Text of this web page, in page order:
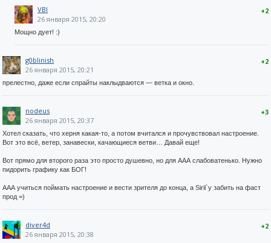
+2
VBI
26 января 2015, 20:20
Мощно дует! :)
+2
g0blinish
26 января 2015, 20:21
прелестно, даже если спрайты наклыдваются — ветка и окно.
+3
nodeus
26 января 2015, 20:37
Хотел сказать, что херня какая-то, а потом вчитался и прочувствовал настроение.
Вот это всё, ветер, занавески, качающиеся ветви… Давай еще!
Вот прямо для второго раза это просто душевно, но для ААА слабоватенько. Нужно
пидорить графику как БОГ!
ААА учиться поймать настроение и вести зрителя до конца, а Siril`у забить на фаст
прод =)
+2
diver4d
26 января 2015, 20:38